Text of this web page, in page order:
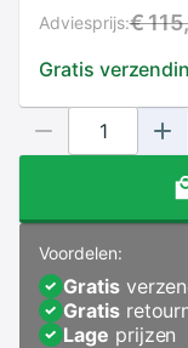
Gratis
Adviesprijs:€
Voordelen:
Gratis
Gratis
Lage prijzen